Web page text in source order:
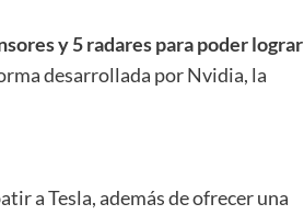
y 5 radares para poder lograr
desarrollada por Nvidia, la
a Tesla, además de ofrecer una